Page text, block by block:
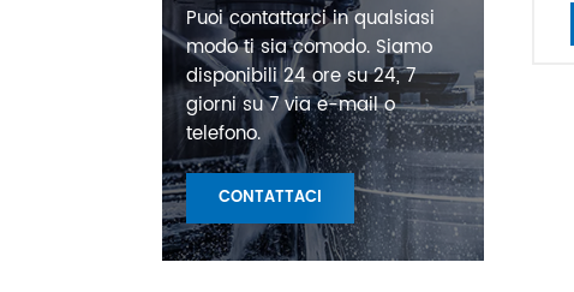
Puoi contattarci in qualsiasi
modo ti sia comodo. Siamo
disponibili 24 ore su 24, 7
giorni su 7 via e-mail o
telefono.
CONTATTACI